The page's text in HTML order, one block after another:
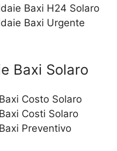
Baxi H24 Solaro
Baxi Urgente
Baxi Solaro
Costo Solaro
Costi Solaro
Preventivo